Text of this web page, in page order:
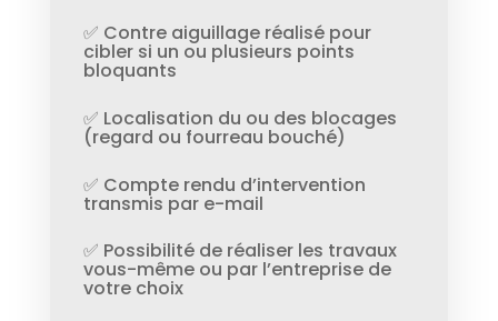
✅ Contre aiguillage réalisé pour
cibler si un ou plusieurs points
bloquants
✅ Localisation du ou des blocages
(regard ou fourreau bouché)
✅ Compte rendu d’intervention
transmis par e-mail
✅ Possibilité de réaliser les travaux
vous-même ou par l’entreprise de
votre choix